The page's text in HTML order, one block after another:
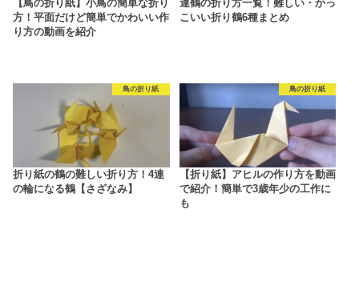
【鳥の折り紙】小鳥の簡単な折り
方！平面だけど簡単でかわいい作
り方の動画を紹介
連鶴の折り方一覧！難しい・かっ
こいい折り鶴6種まとめ
鳥の折り紙
折り紙の鶴の難しい折り方！4連
の輪になる鶴【さざなみ】
鳥の折り紙
【折り紙】アヒルの作り方を動画
で紹介！簡単で3歳年少の工作に
も